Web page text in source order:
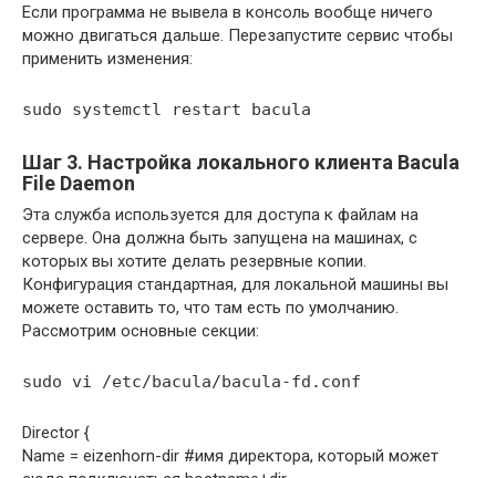
Если программа не вывела в консоль вообще ничего
можно двигаться дальше. Перезапустите сервис чтобы
применить изменения:
sudo systemctl restart bacula
Шаг 3. Настройка локального клиента Bacula
File Daemon
Эта служба используется для доступа к файлам на
сервере. Она должна быть запущена на машинах, с
которых вы хотите делать резервные копии.
Конфигурация стандартная, для локальной машины вы
можете оставить то, что там есть по умолчанию.
Рассмотрим основные секции:
sudo vi /etc/bacula/bacula-fd.conf
Director {
Name = eizenhorn-dir #имя директора, который может